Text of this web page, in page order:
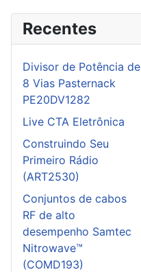
Recentes
Divisor de Potência de
8 Vias Pasternack
PE20DV1282
Live CTA Eletrônica
Construindo Seu
Primeiro Rádio
(ART2530)
Conjuntos de cabos
RF de alto
desempenho Samtec
Nitrowave™
(COMD193)